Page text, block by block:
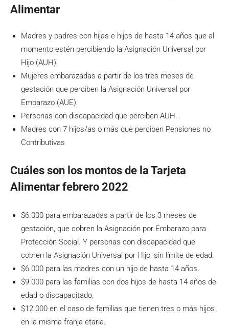
Alimentar
Madres y padres con hijas e hijos de hasta 14 años que al
momento estén percibiendo la Asignación Universal por
Hijo (AUH).
Mujeres embarazadas a partir de los tres meses de
gestación que perciben la Asignación Universal por
Embarazo (AUE).
Personas con discapacidad que perciben AUH.
Madres con 7 hijos/as o más que perciben Pensiones no
Contributivas
Cuáles son los montos de la Tarjeta
Alimentar febrero 2022
$6.000 para embarazadas a partir de los 3 meses de
gestación, que cobren la Asignación por Embarazo para
Protección Social. Y personas con discapacidad que
cobren la Asignación Universal por Hijo, sin límite de edad.
$6.000 para las madres con un hijo de hasta 14 años.
$9.000 para las familias con dos hijos de hasta 14 años de
edad o discapacitado.
$12.000 en el caso de familias que tienen tres o más hijos
en la misma franja etaria.